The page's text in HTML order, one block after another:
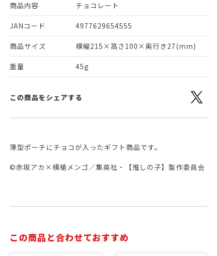
商品内容 チョコレート
JANコード 4977629654555
商品サイズ 横幅215×高さ100×奥行き27(mm)
重量 45g
この商品をシェアする
薄型ポーチにチョコが入ったギフト商品です。
©赤坂アカ×横槍メンゴ／集英社・【推しの子】製作委員会
この商品と合わせておすすめ